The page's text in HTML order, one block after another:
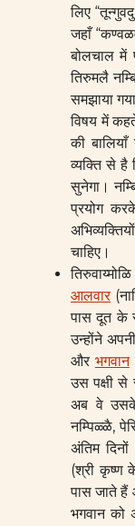
लिए
जहाँ
बोलचाल में
तिरुमलै
समझाया
विषय में
की
व्यक्ति से है
सुनेगा।
प्रयोग
चाहिए।
आलवार
पास दूत के
उन्होंने
और भगवान
उस पक्षी
अब वे उसके
नम्पिळ्ळै,
अंतिम
(श्री कृष्ण
पास जाते
भगवान